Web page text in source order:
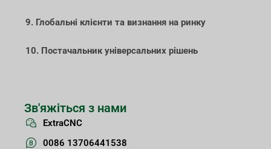
9. Глобальні клієнти та визнання на ринку
10. Постачальник універсальних рішень
Зв'яжіться з нами
ExtraCNC
0086 13706441538